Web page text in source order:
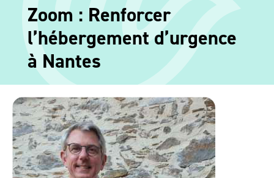
Zoom : Renforcer
l’hébergement d’urgence
à Nantes